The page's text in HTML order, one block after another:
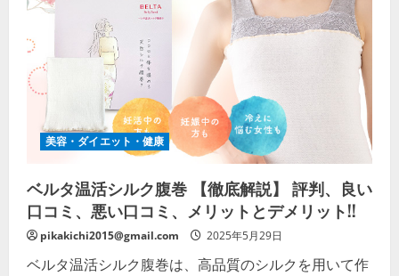
美容・ダイエット・健康
ベルタ温活シルク腹巻 【徹底解説】 評判、良い
口コミ、悪い口コミ、メリットとデメリット!!
pikakichi2015@gmail.com 2025年5月29日
ベルタ温活シルク腹巻は、高品質のシルクを用いて作